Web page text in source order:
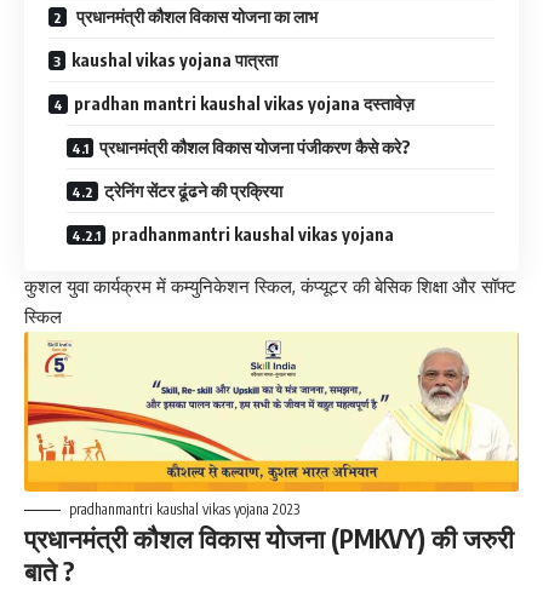
प्रधानमंत्री कौशल विकास योजना का लाभ
kaushal vikas yojana पात्रता
pradhan mantri kaushal vikas yojana दस्तावेज़
प्रधानमंत्री कौशल विकास योजना पंजीकरण कैसे करे?
ट्रेनिंग सेंटर ढूंढने की प्रक्रिया
pradhanmantri kaushal vikas yojana
कुशल युवा कार्यक्रम में कम्युनिकेशन स्किल, कंप्यूटर की बेसिक शिक्षा और सॉफ्ट
स्किल
pradhanmantri kaushal vikas yojana 2023
प्रधानमंत्री कौशल विकास योजना (PMKVY) की जरुरी
बाते ?